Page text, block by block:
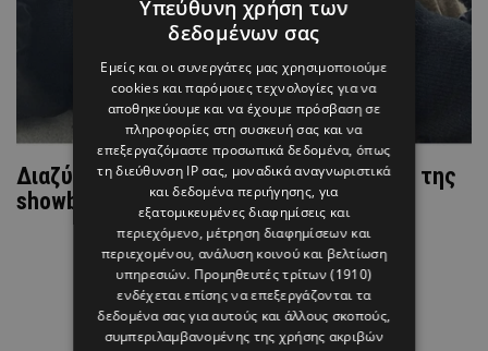
Διαζύγιο «βόμβα» για αγαπημένo ζευγάρι της
showbiz μετά από 3 χρόνια
Υπεύθυνη χρήση των
δεδομένων σας
Εμείς και οι συνεργάτες μας χρησιμοποιούμε
cookies και παρόμοιες τεχνολογίες για να
αποθηκεύουμε και να έχουμε πρόσβαση σε
πληροφορίες στη συσκευή σας και να
επεξεργαζόμαστε προσωπικά δεδομένα, όπως
τη διεύθυνση IP σας, μοναδικά αναγνωριστικά
και δεδομένα περιήγησης, για
εξατομικευμένες διαφημίσεις και
περιεχόμενο, μέτρηση διαφημίσεων και
περιεχομένου, ανάλυση κοινού και βελτίωση
υπηρεσιών. Προμηθευτές τρίτων (1910)
ενδέχεται επίσης να επεξεργάζονται τα
δεδομένα σας για αυτούς και άλλους σκοπούς,
συμπεριλαμβανομένης της χρήσης ακριβών